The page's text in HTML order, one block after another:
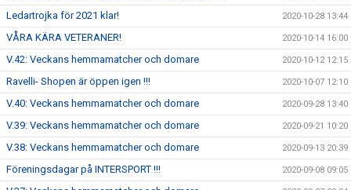
Ledartrojka för 2021 klar! 2020-10-28 13:44
VÅRA KÄRA VETERANER! 2020-10-14 16:00
V.42: Veckans hemmamatcher och domare 2020-10-12 12:15
Ravelli- Shopen är öppen igen !!! 2020-10-07 12:10
V.40: Veckans hemmamatcher och domare 2020-09-28 13:40
V.39: Veckans hemmamatcher och domare 2020-09-21 10:20
V.38: Veckans hemmamatcher och domare 2020-09-13 20:39
Föreningsdagar på INTERSPORT !!! 2020-09-08 09:05